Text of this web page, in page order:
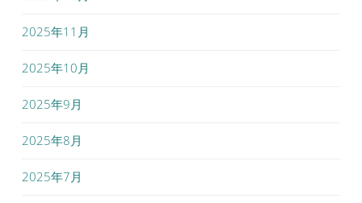
2025年11月
2025年10月
2025年9月
2025年8月
2025年7月